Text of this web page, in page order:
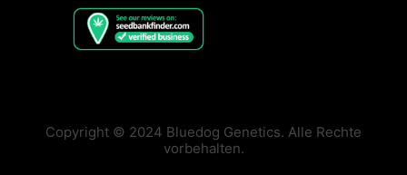
Copyright © 2024 Bluedog Genetics. Alle Rechte
vorbehalten.